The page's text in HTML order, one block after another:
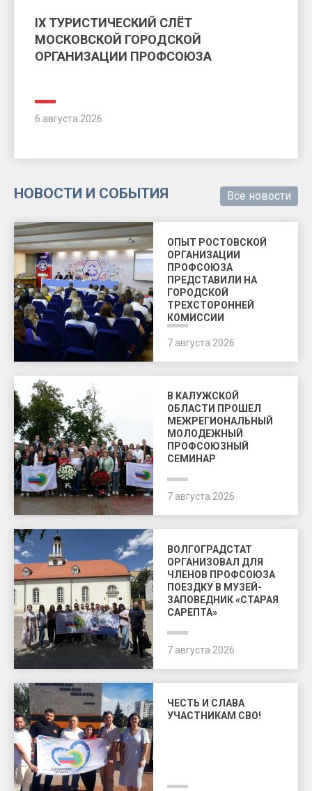
IX ТУРИСТИЧЕСКИЙ СЛЁТ
МОСКОВСКОЙ ГОРОДСКОЙ
ОРГАНИЗАЦИИ ПРОФСОЮЗА
6 августа 2026
НОВОСТИ И СОБЫТИЯ Все новости
ОПЫТ РОСТОВСКОЙ
ОРГАНИЗАЦИИ
ПРОФСОЮЗА
ПРЕДСТАВИЛИ НА
ГОРОДСКОЙ
ТРЕХСТОРОННЕЙ
КОМИССИИ
7 августа 2026
В КАЛУЖСКОЙ
ОБЛАСТИ ПРОШЕЛ
МЕЖРЕГИОНАЛЬНЫЙ
МОЛОДЕЖНЫЙ
ПРОФСОЮЗНЫЙ
СЕМИНАР
7 августа 2026
ВОЛГОГРАДСТАТ
ОРГАНИЗОВАЛ ДЛЯ
ЧЛЕНОВ ПРОФСОЮЗА
ПОЕЗДКУ В МУЗЕЙ-
ЗАПОВЕДНИК «СТАРАЯ
САРЕПТА»
7 августа 2026
ЧЕСТЬ И СЛАВА
УЧАСТНИКАМ СВО!